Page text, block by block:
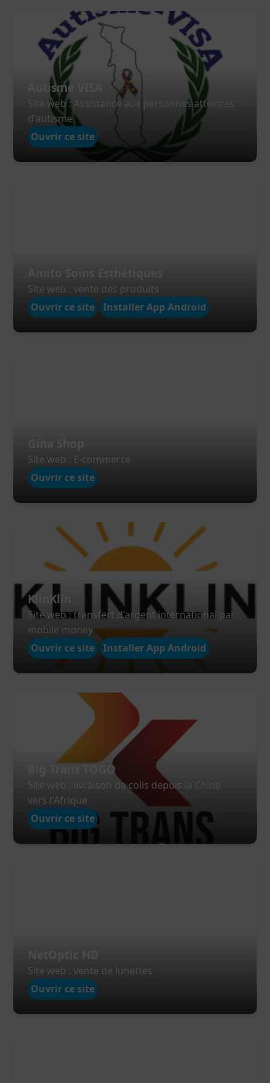
Autisme VISA
Site web : Assistance aux personnes atteintes
d'autisme
Ouvrir ce site
Site web : vente des produits
Ouvrir ce site
Installer App Android
Site web : E-commerce
Ouvrir ce site
KlinKlin
Site web : transfert d'argent international par
mobile money
Ouvrir ce site
Installer App Android
Big Trans TOGO
Site web : livraison de colis depuis la Chine
vers l'Afrique
Ouvrir ce site
Site web : vente de lunettes
Ouvrir ce site